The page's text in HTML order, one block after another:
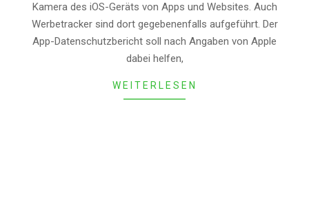
Kamera des iOS-Geräts von Apps und Websites. Auch
Werbetracker sind dort gegebenenfalls aufgeführt. Der
App-Datenschutzbericht soll nach Angaben von Apple
dabei helfen,
WEITERLESEN